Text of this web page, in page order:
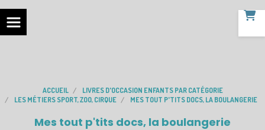
ACCUEIL
LIVRES D'OCCASION ENFANTS PAR CATÉGORIE
LES MÉTIERS SPORT, ZOO, CIRQUE
MES TOUT P'TITS DOCS, LA BOULANGERIE
Mes tout p'tits docs, la boulangerie